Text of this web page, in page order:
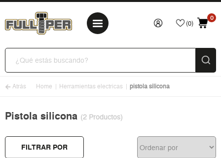
(0)
0
Atrás Home Herramientas electricas pistola silicona
Pistola silicona (2 Productos)
FILTRAR POR